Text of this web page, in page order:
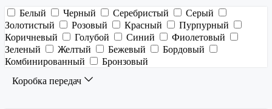
Белый Черный Серебристый
Серый
Золотистый
Розовый Красный
Пурпурный
Коричневый
Голубой Синий
Фиолетовый
Зеленый
Желтый Бежевый
Бордовый
Комбинированный
Бронзовый
Коробка передач